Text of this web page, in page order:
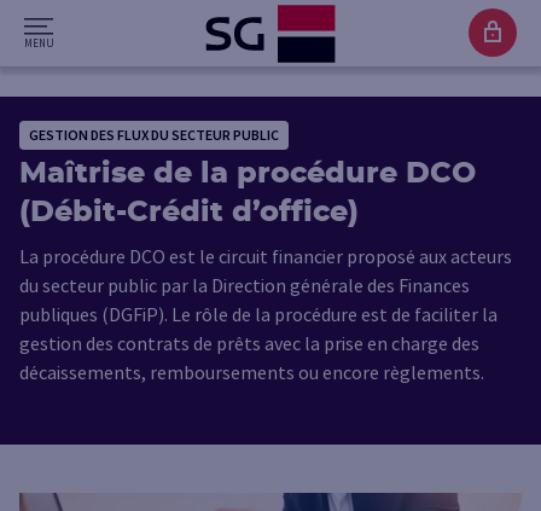
GESTION DES FLUX DU SECTEUR PUBLIC
Maîtrise de la procédure DCO
(Débit-Crédit d’office)
La procédure DCO est le circuit financier proposé aux acteurs
du secteur public par la Direction générale des Finances
publiques (DGFiP). Le rôle de la procédure est de faciliter la
gestion des contrats de prêts avec la prise en charge des
décaissements, remboursements ou encore règlements.